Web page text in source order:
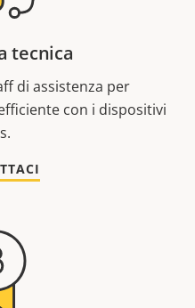
tecnica
di assistenza per
con i dispositivi